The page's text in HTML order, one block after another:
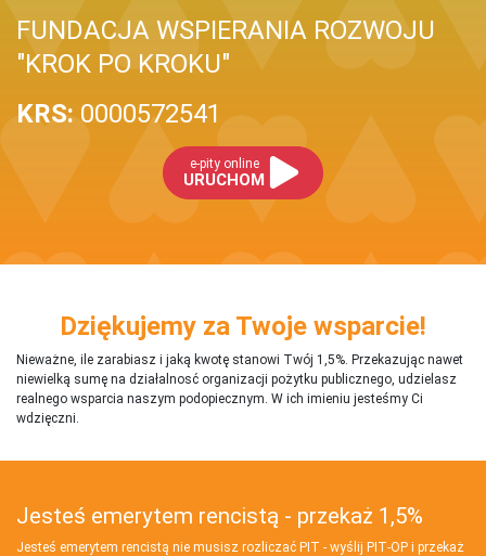
FUNDACJA WSPIERANIA ROZWOJU
"KROK PO KROKU"
KRS: 0000572541
e-pity online
URUCHOM
Dziękujemy za Twoje wsparcie!
Nieważne, ile zarabiasz i jaką kwotę stanowi Twój 1,5%. Przekazując nawet
niewielką sumę na działalnosć organizacji pożytku publicznego, udzielasz
realnego wsparcia naszym podopiecznym. W ich imieniu jesteśmy Ci
wdzięczni.
Jesteś emerytem rencistą - przekaż 1,5%
Jesteś emerytem rencistą nie musisz rozliczać PIT - wyślij PIT‑OP i przekaż